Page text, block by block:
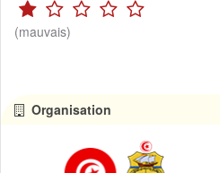
(mauvais)
Organisation